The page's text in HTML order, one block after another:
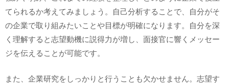
てられるか考えてみましょう。自己分析することで、自分がそ
の企業で取り組みたいことや目標が明確になります。自分を深
く理解すると志望動機に説得力が増し、面接官に響くメッセー
ジを伝えることが可能です。
また、企業研究をしっかりと行うことも欠かせません。志望す